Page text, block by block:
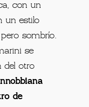
con un
un estilo
sombrío.
se
del otro
de